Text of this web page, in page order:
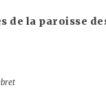
de la paroisse